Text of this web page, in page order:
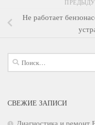
Не работает
Найти:
СВЕЖИЕ ЗАПИСИ
Диагностика и ремонт